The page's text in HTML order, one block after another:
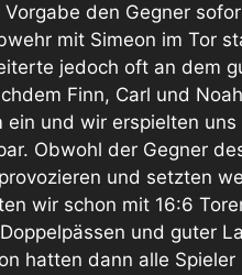
den Gegner
mit Simeon im Tor
jedoch oft an dem
Finn, Carl und
und wir erspielten uns
Obwohl der Gegner
und setzten
wir schon mit 16:6
und guter
hatten dann alle Spieler